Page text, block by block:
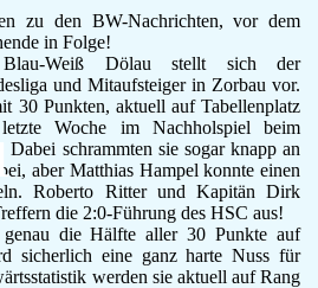
E/F-Juniorinnen
Fußball - Nachwuchs
A-Jugend
C-Jugend
D-Jugend
E-Jugend
F-Jugend
Leichtathletik
Gymnastikgruppe
Läufergruppe
zu den BW-Nachrichten, vor dem
in Folge!
Weiß Dölau stellt sich der
und Mitaufsteiger in Zorbau vor.
30 Punkten, aktuell auf Tabellenplatz
Woche im Nachholspiel beim
Dabei schrammten sie sogar knapp an
aber Matthias Hampel konnte einen
Roberto Ritter und Kapitän Dirk
die 2:0-Führung des HSC aus!
die Hälfte aller 30 Punkte auf
sicherlich eine ganz harte Nuss für
werden sie aktuell auf Rang